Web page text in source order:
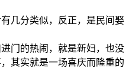
几分类似，反正，是民间娶
门的热闹，就是新妇，也没
其实就是一场喜庆而隆重的